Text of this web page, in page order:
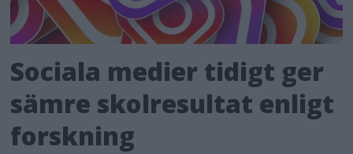
Sociala medier tidigt ger
sämre skolresultat enligt
forskning